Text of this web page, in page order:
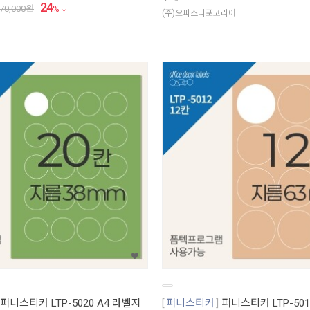
원 24% (주)오피스디포코리아
퍼니스티커 LTP-5020 A4 라벨지 퍼니스티커 퍼니스티커 LTP-